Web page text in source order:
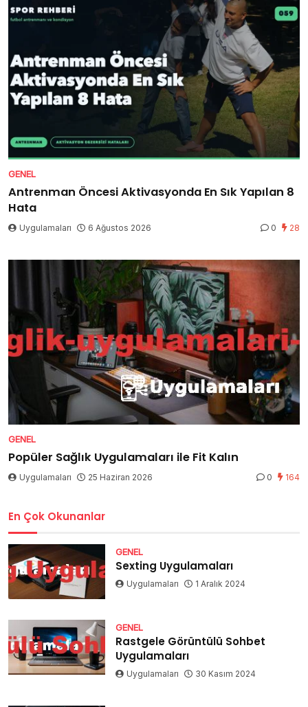
GENEL
Antrenman Öncesi Aktivasyonda En Sık Yapılan 8
Hata
Uygulamaları 6 Ağustos 2026 0 28
GENEL
Popüler Sağlık Uygulamaları ile Fit Kalın
Uygulamaları 25 Haziran 2026 0 164
En Çok Okunanlar
GENEL
Sexting Uygulamaları
Uygulamaları 1 Aralık 2024
GENEL
Rastgele Görüntülü Sohbet
Uygulamaları
Uygulamaları 30 Kasım 2024